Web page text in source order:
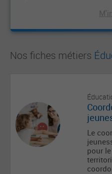
Nos fiches métiers
Le
pour